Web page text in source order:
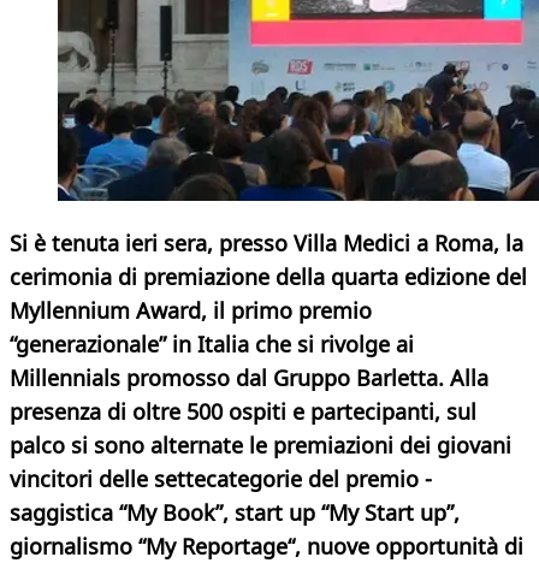
Si è tenuta ieri sera, presso Villa Medici a Roma, la
cerimonia di premiazione della quarta edizione del
Myllennium Award, il primo premio
“generazionale” in Italia che si rivolge ai
Millennials promosso dal Gruppo Barletta. Alla
presenza di oltre 500 ospiti e partecipanti, sul
palco si sono alternate le premiazioni dei giovani
vincitori delle settecategorie del premio -
saggistica “My Book”, start up “My Start up”,
giornalismo “My Reportage“, nuove opportunità di